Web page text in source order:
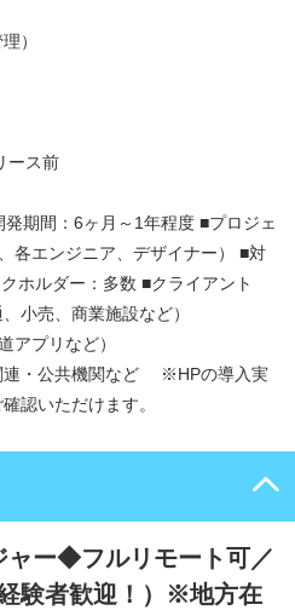
）
ース前
期間：6ヶ月～1年程度 ■プロジェ
各エンジニア、デザイナー） ■対
ホルダー：多数 ■クライアント
小売、商業施設など）
アプリなど）
連・公共機関など ※HPの導入実
認いただけます。
ャー◆フルリモート可／
験者歓迎！）※地方在